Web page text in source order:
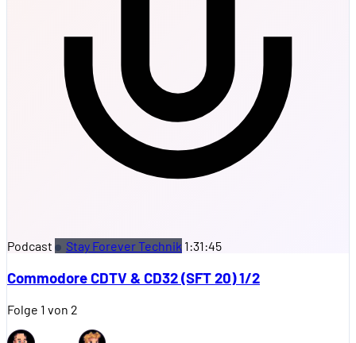
Podcast Stay Forever Technik 1:31:45
Commodore CDTV & CD32 (SFT 20) 1/2
Folge 1 von 2